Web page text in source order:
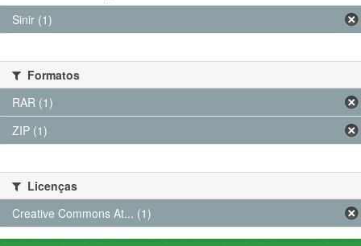
Sinir (1)
Formatos
RAR (1)
ZIP (1)
Licenças
Creative Commons At... (1)